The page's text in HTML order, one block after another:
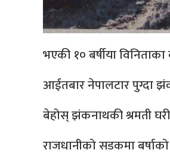
भएकी १० बर्षीया
आईतबार नेपालटार पुग्दा
बेहोस् झंकनाथकी श्रमती
राजधानीको सडकमा